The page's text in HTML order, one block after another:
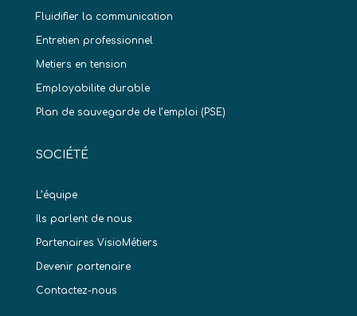
Fluidifier la communication
Entretien professionnel
Metiers en tension
Employabilite durable
Plan de sauvegarde de l’emploi (PSE)
SOCIÉTÉ
L’équipe
Ils parlent de nous
Partenaires VisioMétiers
Devenir partenaire
Contactez-nous